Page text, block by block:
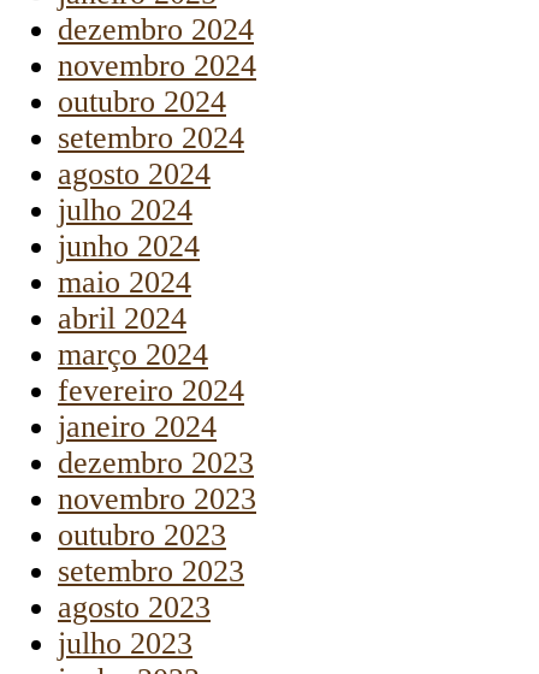
dezembro 2024
novembro 2024
outubro 2024
setembro 2024
agosto 2024
julho 2024
junho 2024
maio 2024
abril 2024
março 2024
fevereiro 2024
janeiro 2024
dezembro 2023
novembro 2023
outubro 2023
setembro 2023
agosto 2023
julho 2023